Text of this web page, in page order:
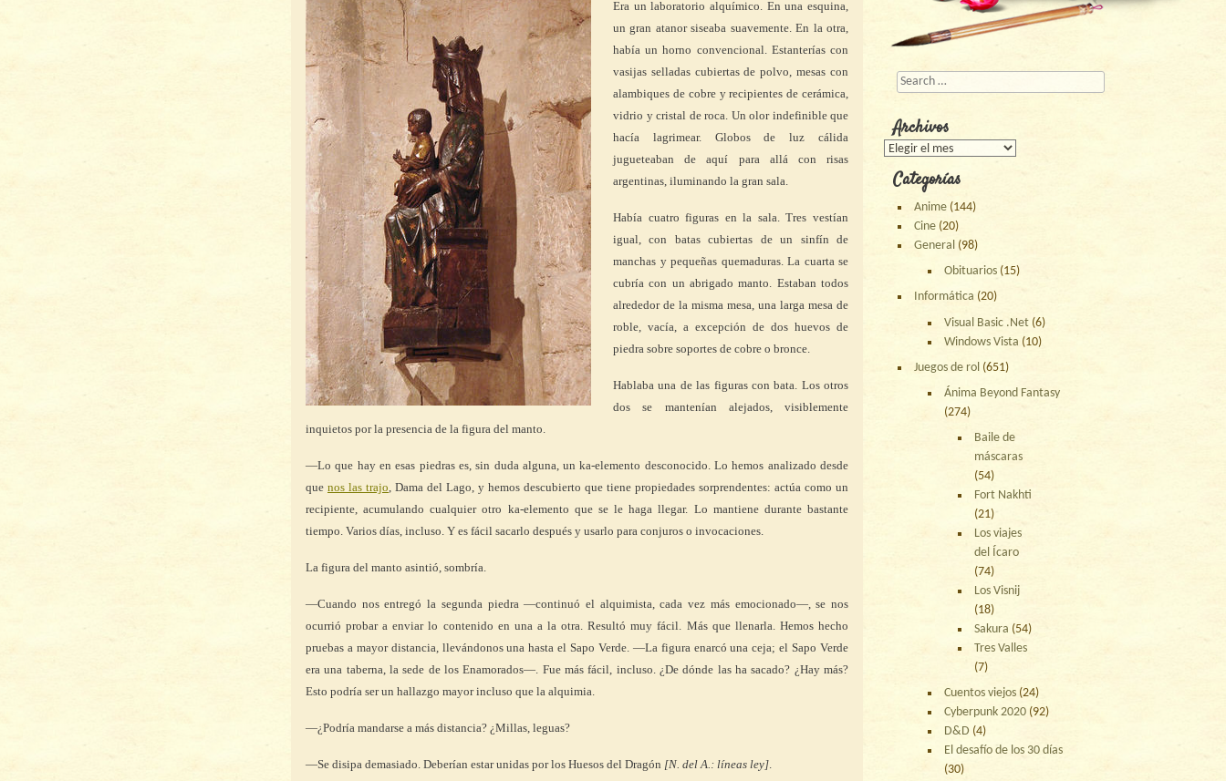
Era un laboratorio alquímico. En una esquina,
un gran atanor siseaba suavemente. En la otra,
había un horno convencional. Estanterías con
vasijas selladas cubiertas de polvo, mesas con
alambiques de cobre y recipientes de cerámica,
vidrio y cristal de roca. Un olor indefinible que
hacía lagrimear. Globos de luz cálida
jugueteaban de aquí para allá con risas
argentinas, iluminando la gran sala.
Había cuatro figuras en la sala. Tres vestían
igual, con batas cubiertas de un sinfín de
manchas y pequeñas quemaduras. La cuarta se
cubría con un abrigado manto. Estaban todos
alrededor de la misma mesa, una larga mesa de
roble, vacía, a excepción de dos huevos de
piedra sobre soportes de cobre o bronce.
Hablaba una de las figuras con bata. Los otros
dos se mantenían alejados, visiblemente
inquietos por la presencia de la figura del manto.
—Lo que hay en esas piedras es, sin duda alguna, un ka-elemento desconocido. Lo hemos analizado desde
que nos las trajo, Dama del Lago, y hemos descubierto que tiene propiedades sorprendentes: actúa como un
recipiente, acumulando cualquier otro ka-elemento que se le haga llegar. Lo mantiene durante bastante
tiempo. Varios días, incluso. Y es fácil sacarlo después y usarlo para conjuros o invocaciones.
La figura del manto asintió, sombría.
—Cuando nos entregó la segunda piedra —continuó el alquimista, cada vez más emocionado—, se nos
ocurrió probar a enviar lo contenido en una a la otra. Resultó muy fácil. Más que llenarla. Hemos hecho
pruebas a mayor distancia, llevándonos una hasta el Sapo Verde. —La figura enarcó una ceja; el Sapo Verde
era una taberna, la sede de los Enamorados—. Fue más fácil, incluso. ¿De dónde las ha sacado? ¿Hay más?
Esto podría ser un hallazgo mayor incluso que la alquimia.
—¿Podría mandarse a más distancia? ¿Millas, leguas?
—Se disipa demasiado. Deberían estar unidas por los Huesos del Dragón [N. del A.: líneas ley].
Buscar
Archivos
Archivos
Categorías
Anime (144)
Cine (20)
General (98)
Obituarios (15)
Informática (20)
Visual Basic .Net (6)
Windows Vista (10)
Juegos de rol (651)
Ánima Beyond Fantasy
(274)
Baile de
máscaras
(54)
Fort Nakhti
(21)
Los viajes
del Ícaro
(74)
Los Visnij
(18)
Sakura (54)
Tres Valles
(7)
Cuentos viejos (24)
Cyberpunk 2020 (92)
D&D (4)
El desafío de los 30 días
(30)